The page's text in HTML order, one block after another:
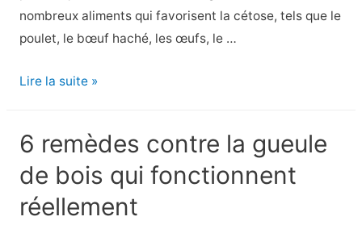
nombreux aliments qui favorisent la cétose, tels que le
poulet, le bœuf haché, les œufs, le …
10
Keto
que
vous
pouvez
Lire la suite »
6 remèdes contre la gueule
de bois qui fonctionnent
réellement